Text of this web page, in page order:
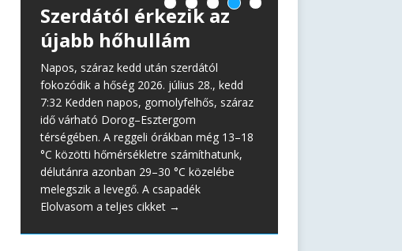
Szerdától érkezik az
újabb hőhullám
Napos, száraz kedd után szerdától
fokozódik a hőség 2026. július 28., kedd
7:32 Kedden napos, gomolyfelhős, száraz
idő várható Dorog–Esztergom
térségében. A reggeli órákban még 13–18
°C közötti hőmérsékletre számíthatunk,
délutánra azonban 29–30 °C közelébe
melegszik a levegő. A csapadék
Elolvasom a teljes cikket →